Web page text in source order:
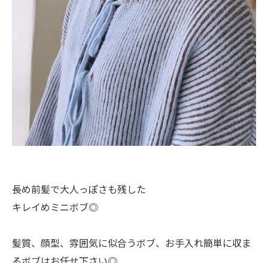
長め前髪で大人っぽさも残した
キレイめミニボブ◎
髪質、顔型、雰囲気に似合うボブ、お手入れ簡単に収ま